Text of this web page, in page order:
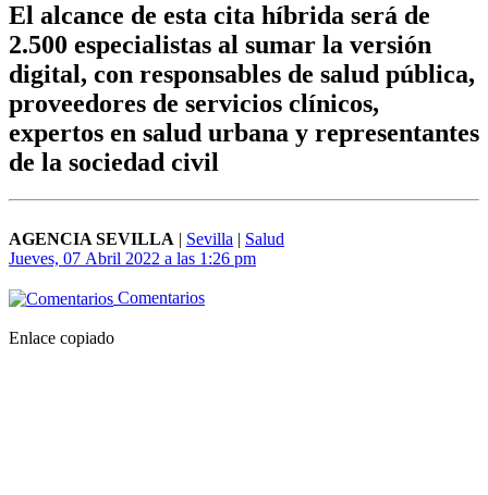
El alcance de esta cita híbrida será de
2.500 especialistas al sumar la versión
digital, con responsables de salud pública,
proveedores de servicios clínicos,
expertos en salud urbana y representantes
de la sociedad civil
AGENCIA SEVILLA | Sevilla | Salud
Jueves, 07 Abril 2022 a las 1:26 pm
Comentarios
Enlace copiado